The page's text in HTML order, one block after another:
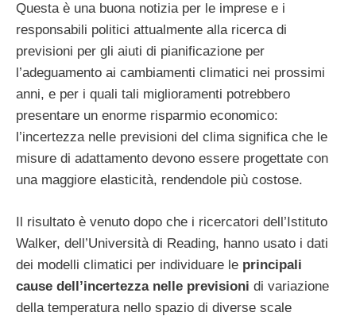
Questa è una buona notizia per le imprese e i
responsabili politici attualmente alla ricerca di
previsioni per gli aiuti di pianificazione per
l’adeguamento ai cambiamenti climatici nei prossimi
anni, e per i quali tali miglioramenti potrebbero
presentare un enorme risparmio economico:
l’incertezza nelle previsioni del clima significa che le
misure di adattamento devono essere progettate con
una maggiore elasticità, rendendole più costose.
Il risultato è venuto dopo che i ricercatori dell’Istituto
Walker, dell’Università di Reading, hanno usato i dati
dei modelli climatici per individuare le principali
cause dell’incertezza nelle previsioni di variazione
della temperatura nello spazio di diverse scale